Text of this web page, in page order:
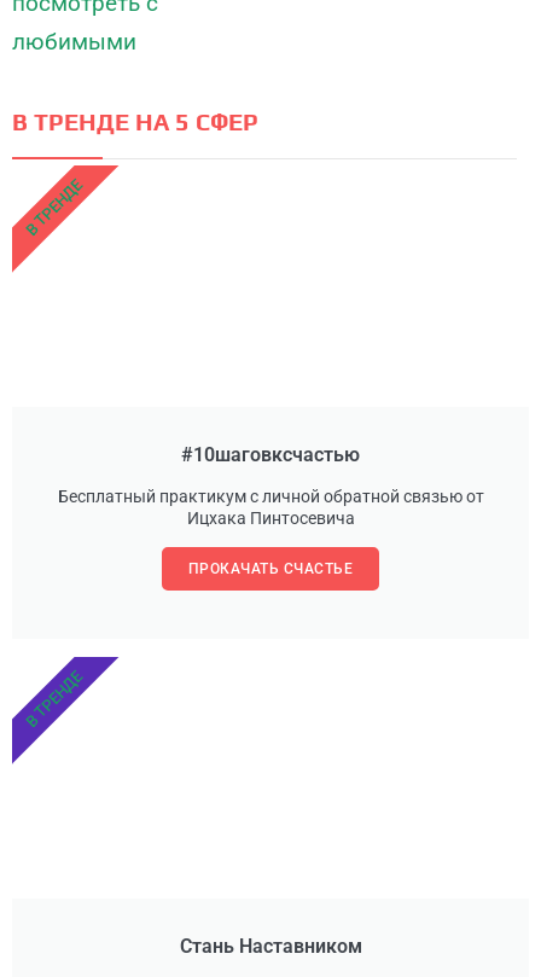
В ТРЕНДЕ НА 5 СФЕР
#10шаговксчастью
Бесплатный практикум с личной обратной связью от
Ицхака Пинтосевича
ПРОКАЧАТЬ СЧАСТЬЕ
В ТРЕНДЕ
Стань Наставником
В ТРЕНДЕ